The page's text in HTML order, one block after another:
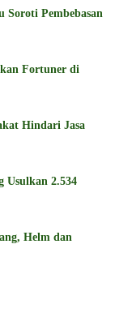
Soroti Pembebasan
Fortuner di
Hindari Jasa
Usulkan 2.534
Helm dan